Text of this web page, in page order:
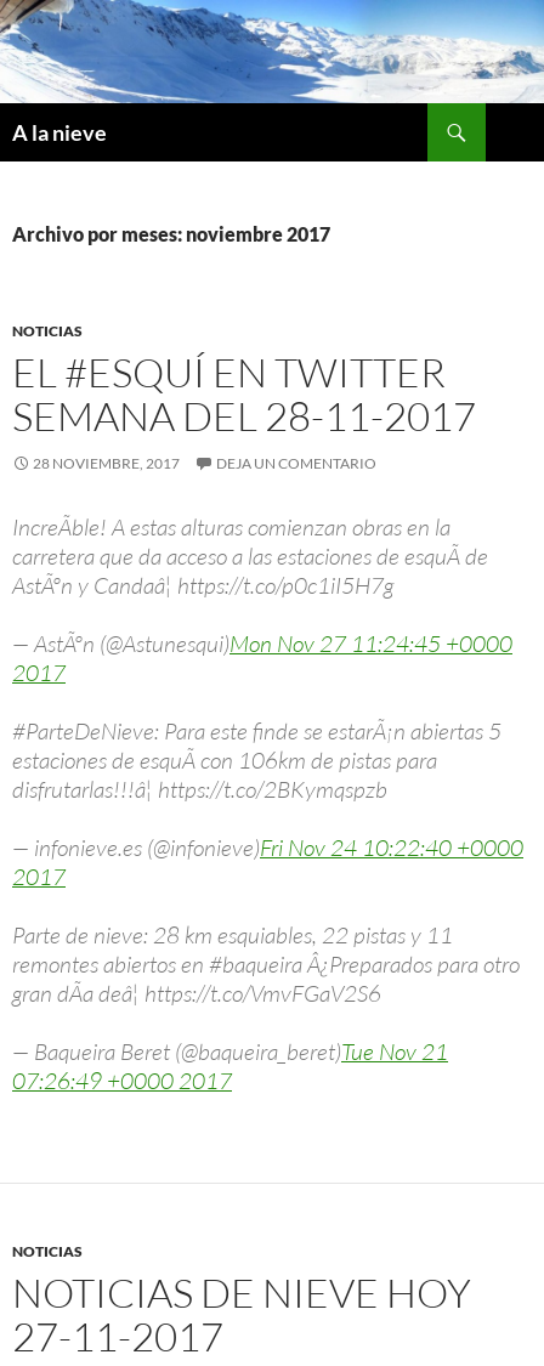
Saltar
al
contenido
A la nieve
Archivo por meses: noviembre 2017
NOTICIAS
EL #ESQUÍ EN TWITTER
SEMANA DEL 28-11-2017
28 NOVIEMBRE, 2017 DEJA UN COMENTARIO
IncreÃ­ble! A estas alturas comienzan obras en la
carretera que da acceso a las estaciones de esquÃ­ de
AstÃºn y Candaâ¦ https://t.co/p0c1iI5H7g
— AstÃºn (@Astunesqui)Mon Nov 27 11:24:45 +0000
2017
#ParteDeNieve: Para este finde se estarÃ¡n abiertas 5
estaciones de esquÃ­ con 106km de pistas para
disfrutarlas!!!â¦ https://t.co/2BKymqspzb
— infonieve.es (@infonieve)Fri Nov 24 10:22:40 +0000
2017
Parte de nieve: 28 km esquiables, 22 pistas y 11
remontes abiertos en #baqueira Â¿Preparados para otro
gran dÃ­a deâ¦ https://t.co/VmvFGaV2S6
— Baqueira Beret (@baqueira_beret)Tue Nov 21
07:26:49 +0000 2017
NOTICIAS
NOTICIAS DE NIEVE HOY
27-11-2017